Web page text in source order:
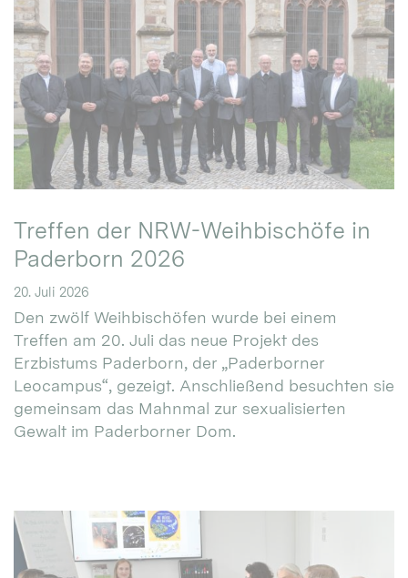
Treffen der NRW-Weihbischöfe in
Paderborn 2026
20. Juli 2026
Den zwölf Weihbischöfen wurde bei einem
Treffen am 20. Juli das neue Projekt des
Erzbistums Paderborn, der „Paderborner
Leocampus“, gezeigt. Anschließend besuchten sie
gemeinsam das Mahnmal zur sexualisierten
Gewalt im Paderborner Dom.